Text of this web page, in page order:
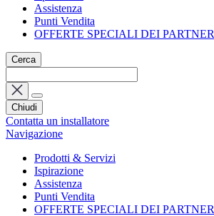
Assistenza
Punti Vendita
OFFERTE SPECIALI DEI PARTNER
Cerca
Chiudi
Contatta un installatore
Navigazione
Prodotti & Servizi
Ispirazione
Assistenza
Punti Vendita
OFFERTE SPECIALI DEI PARTNER